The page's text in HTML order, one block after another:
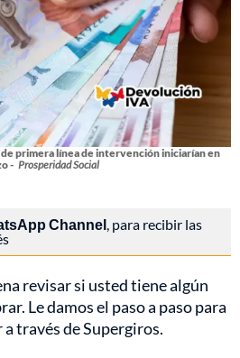
de primera línea de intervención iniciarían en
- Prosperidad Social
Channel, para recibir las
revisar si usted tiene algún
Le damos el paso a paso para
través de Supergiros.